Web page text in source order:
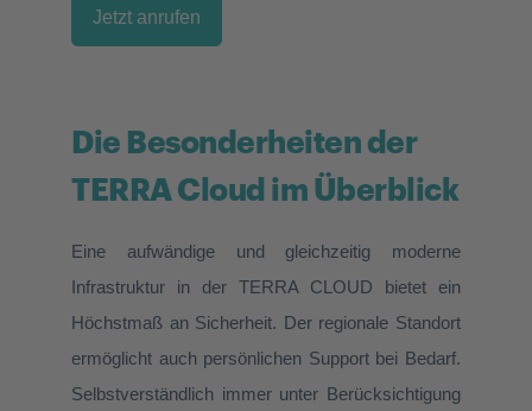
Jetzt anrufen
Die Besonderheiten der
TERRA Cloud im Überblick
Eine aufwändige und gleichzeitig moderne
Infrastruktur in der TERRA CLOUD bietet ein
Höchstmaß an Sicherheit. Der regionale Standort
ermöglicht auch persönlichen Support bei Bedarf.
Selbstverständlich immer unter Berücksichtigung